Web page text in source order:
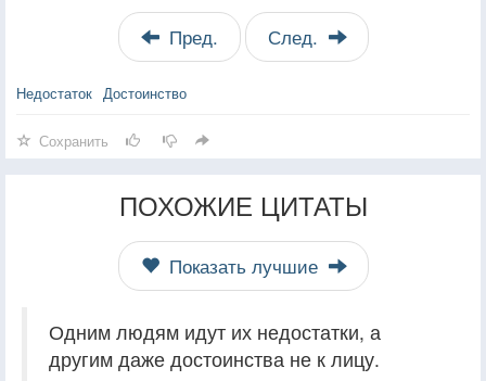
Пред. След.
Недостаток Достоинство
Сохранить
ПОХОЖИЕ ЦИТАТЫ
Показать лучшие
Одним людям идут их недостатки, а
другим даже достоинства не к лицу.